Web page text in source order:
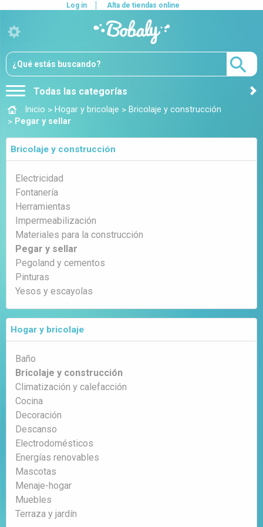
Todas las categorías
Log in Alta de tiendas online
Inicio > Hogar y bricolaje > Bricolaje y construcción
> Pegar y sellar
Bricolaje y construcción
Electricidad
Fontanería
Herramientas
Impermeabilización
Materiales para la construcción
Pegar y sellar
Pegoland y cementos
Pinturas
Yesos y escayolas
Hogar y bricolaje
Baño
Bricolaje y construcción
Climatización y calefacción
Cocina
Decoración
Descanso
Electrodomésticos
Energías renovables
Mascotas
Menaje-hogar
Muebles
Terraza y jardín